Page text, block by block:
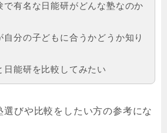
で有名な日能研がどんな塾なのか
自分の子どもに合うかどうか知り
日能研を比較してみたい
選びや比較をしたい方の参考にな